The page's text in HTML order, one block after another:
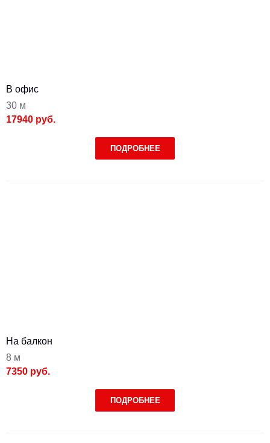
В офис
30 м
17940 руб.
ПОДРОБНЕЕ
На балкон
8 м
7350 руб.
ПОДРОБНЕЕ